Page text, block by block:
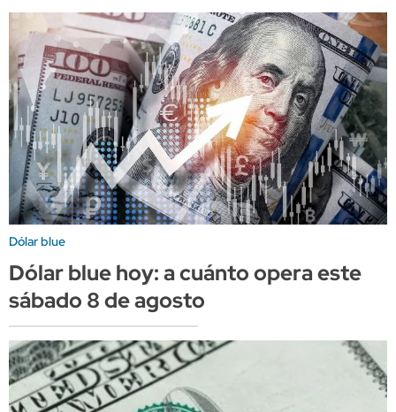
Dólar blue
Dólar blue hoy: a cuánto opera este
sábado 8 de agosto